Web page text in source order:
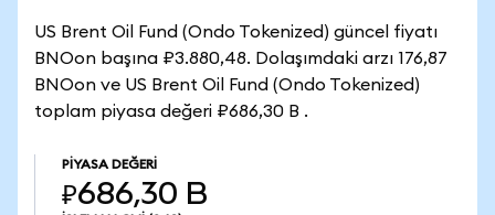
US Brent Oil Fund (Ondo Tokenized) güncel fiyatı
BNOon başına ₽3.880,48. Dolaşımdaki arzı 176,87
BNOon ve US Brent Oil Fund (Ondo Tokenized)
toplam piyasa değeri ₽686,30 B .
PIYASA DEĞERI
₽686,30 B